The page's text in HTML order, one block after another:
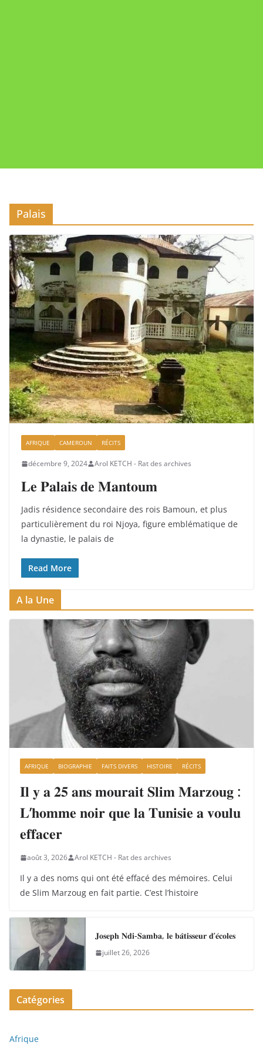
Palais
AFRIQUE CAMEROUN RÉCITS
décembre 9, 2024 Arol KETCH - Rat des archives
𝐋𝐞 𝐏𝐚𝐥𝐚𝐢𝐬 𝐝𝐞 𝐌𝐚𝐧𝐭𝐨𝐮𝐦
Jadis résidence secondaire des rois Bamoun, et plus
particulièrement du roi Njoya, figure emblématique de
la dynastie, le palais de
Read More
A la Une
AFRIQUE BIOGRAPHIE FAITS DIVERS HISTOIRE RÉCITS
𝐈𝐥 𝐲 𝐚 𝟐𝟓 𝐚𝐧𝐬 𝐦𝐨𝐮𝐫𝐚𝐢𝐭 𝐒𝐥𝐢𝐦 𝐌𝐚𝐫𝐳𝐨𝐮𝐠 :
𝐋’𝐡𝐨𝐦𝐦𝐞 𝐧𝐨𝐢𝐫 𝐪𝐮𝐞 𝐥𝐚 𝐓𝐮𝐧𝐢𝐬𝐢𝐞 𝐚 𝐯𝐨𝐮𝐥𝐮
𝐞𝐟𝐟𝐚𝐜𝐞𝐫
août 3, 2026 Arol KETCH - Rat des archives
Il y a des noms qui ont été effacé des mémoires. Celui
de Slim Marzoug en fait partie. C’est l’histoire
𝐉𝐨𝐬𝐞𝐩𝐡 𝐍𝐝𝐢-𝐒𝐚𝐦𝐛𝐚, 𝐥𝐞 𝐛𝐚̂𝐭𝐢𝐬𝐬𝐞𝐮𝐫 𝐝’𝐞́𝐜𝐨𝐥𝐞𝐬
juillet 26, 2026
Catégories
Afrique